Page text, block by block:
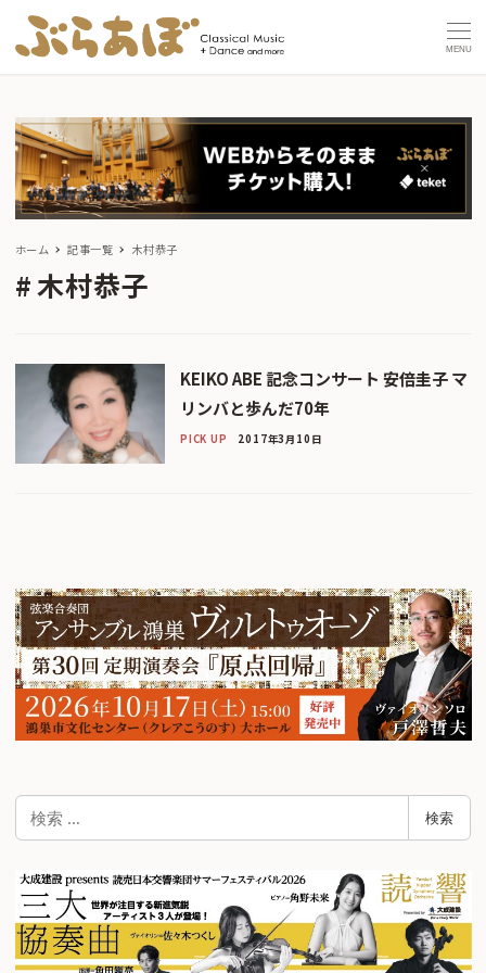
MENU
ホーム 記事一覧 木村恭子
木村恭子
KEIKO ABE 記念コンサート 安倍圭子 マ
リンバと歩んだ70年
PICK UP 2017年3月10日
検
索
検索